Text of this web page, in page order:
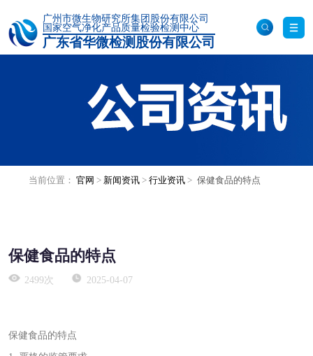
广州市微生物研究所集团股份有限公司
国家空气净化产品质量检验检测中心
广东省华微检测股份有限公司
当前位置： 官网 > 新闻资讯 > 行业资讯 > 保健食品的特点
保健食品的特点
2499次 2025-04-07
保健食品的特点
食品/保健食品检测
药品检测
医疗器械检测
化妆品体外功效评价
化妆品/美容仪体内外透皮吸收评价
动物诱发性造模
塑胶跑道检测 RoHS认证 口罩检测 固废鉴别
成
消毒检测 食品检测 洁净室检测 毒理安全性检测